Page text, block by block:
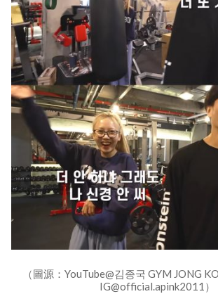
（圖源：YouTube@김종국 GYM JONG
IG@official.apink2011）